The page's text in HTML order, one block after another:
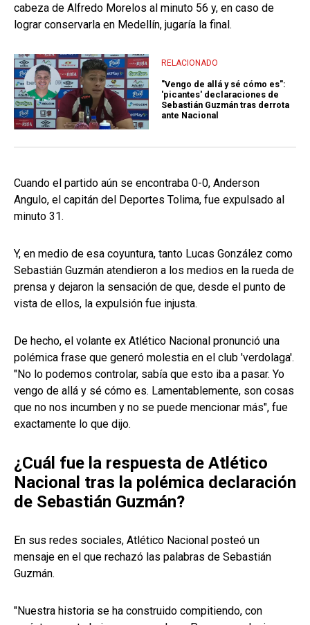
cabeza de Alfredo Morelos al minuto 56 y, en caso de
lograr conservarla en Medellín, jugaría la final.
RELACIONADO
"Vengo de allá y sé cómo es":
'picantes' declaraciones de
Sebastián Guzmán tras derrota
ante Nacional
Cuando el partido aún se encontraba 0-0, Anderson
Angulo, el capitán del Deportes Tolima, fue expulsado al
minuto 31.
Y, en medio de esa coyuntura, tanto Lucas González como
Sebastián Guzmán atendieron a los medios en la rueda de
prensa y dejaron la sensación de que, desde el punto de
vista de ellos, la expulsión fue injusta.
De hecho, el volante ex Atlético Nacional pronunció una
polémica frase que generó molestia en el club 'verdolaga'.
"No lo podemos controlar, sabía que esto iba a pasar. Yo
vengo de allá y sé cómo es. Lamentablemente, son cosas
que no nos incumben y no se puede mencionar más", fue
exactamente lo que dijo.
¿Cuál fue la respuesta de Atlético
Nacional tras la polémica declaración
de Sebastián Guzmán?
En sus redes sociales, Atlético Nacional posteó un
mensaje en el que rechazó las palabras de Sebastián
Guzmán.
"Nuestra historia se ha construido compitiendo, con